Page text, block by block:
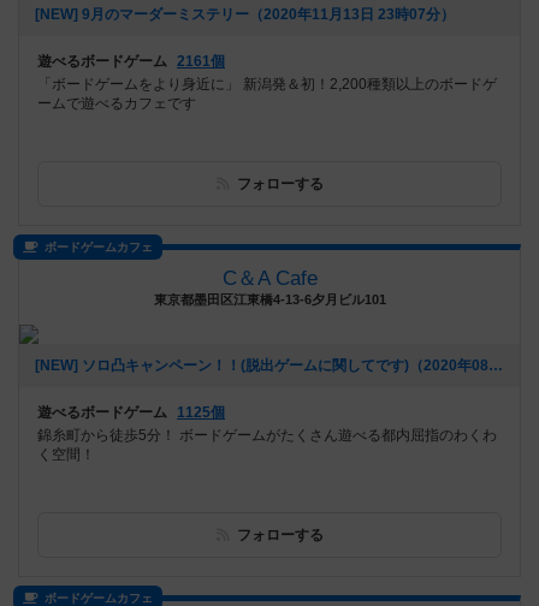
[NEW] 9月のマーダーミステリー（2020年11月13日 23時07分）
遊べるボードゲーム 2161個
「ボードゲームをより身近に」 新潟発＆初！2,200種類以上のボードゲ
ームで遊べるカフェです
フォローする
ボードゲームカフェ
C＆A Cafe
東京都墨田区江東橋4-13-6夕月ビル101
[NEW] ソロ凸キャンペーン！！(脱出ゲームに関してです)（2020年08月17日 13時11分）
遊べるボードゲーム
1125個
錦糸町から徒歩5分！ ボードゲームがたくさん遊べる都内屈指のわくわ
く空間！
フォローする
ボードゲームカフェ